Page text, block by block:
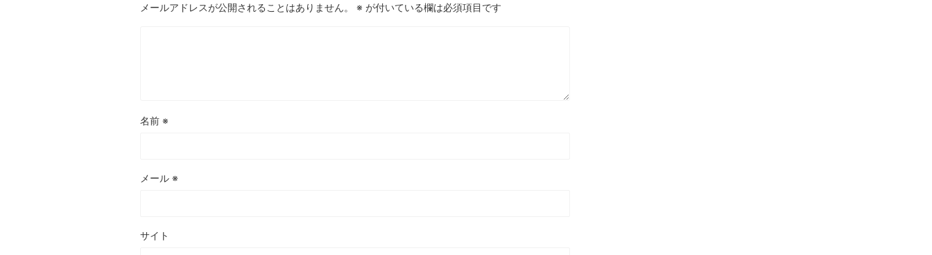
メールアドレスが公開されることはありません。 ※ が付いている欄は必須項目です
名前 ※
メール ※
サイト